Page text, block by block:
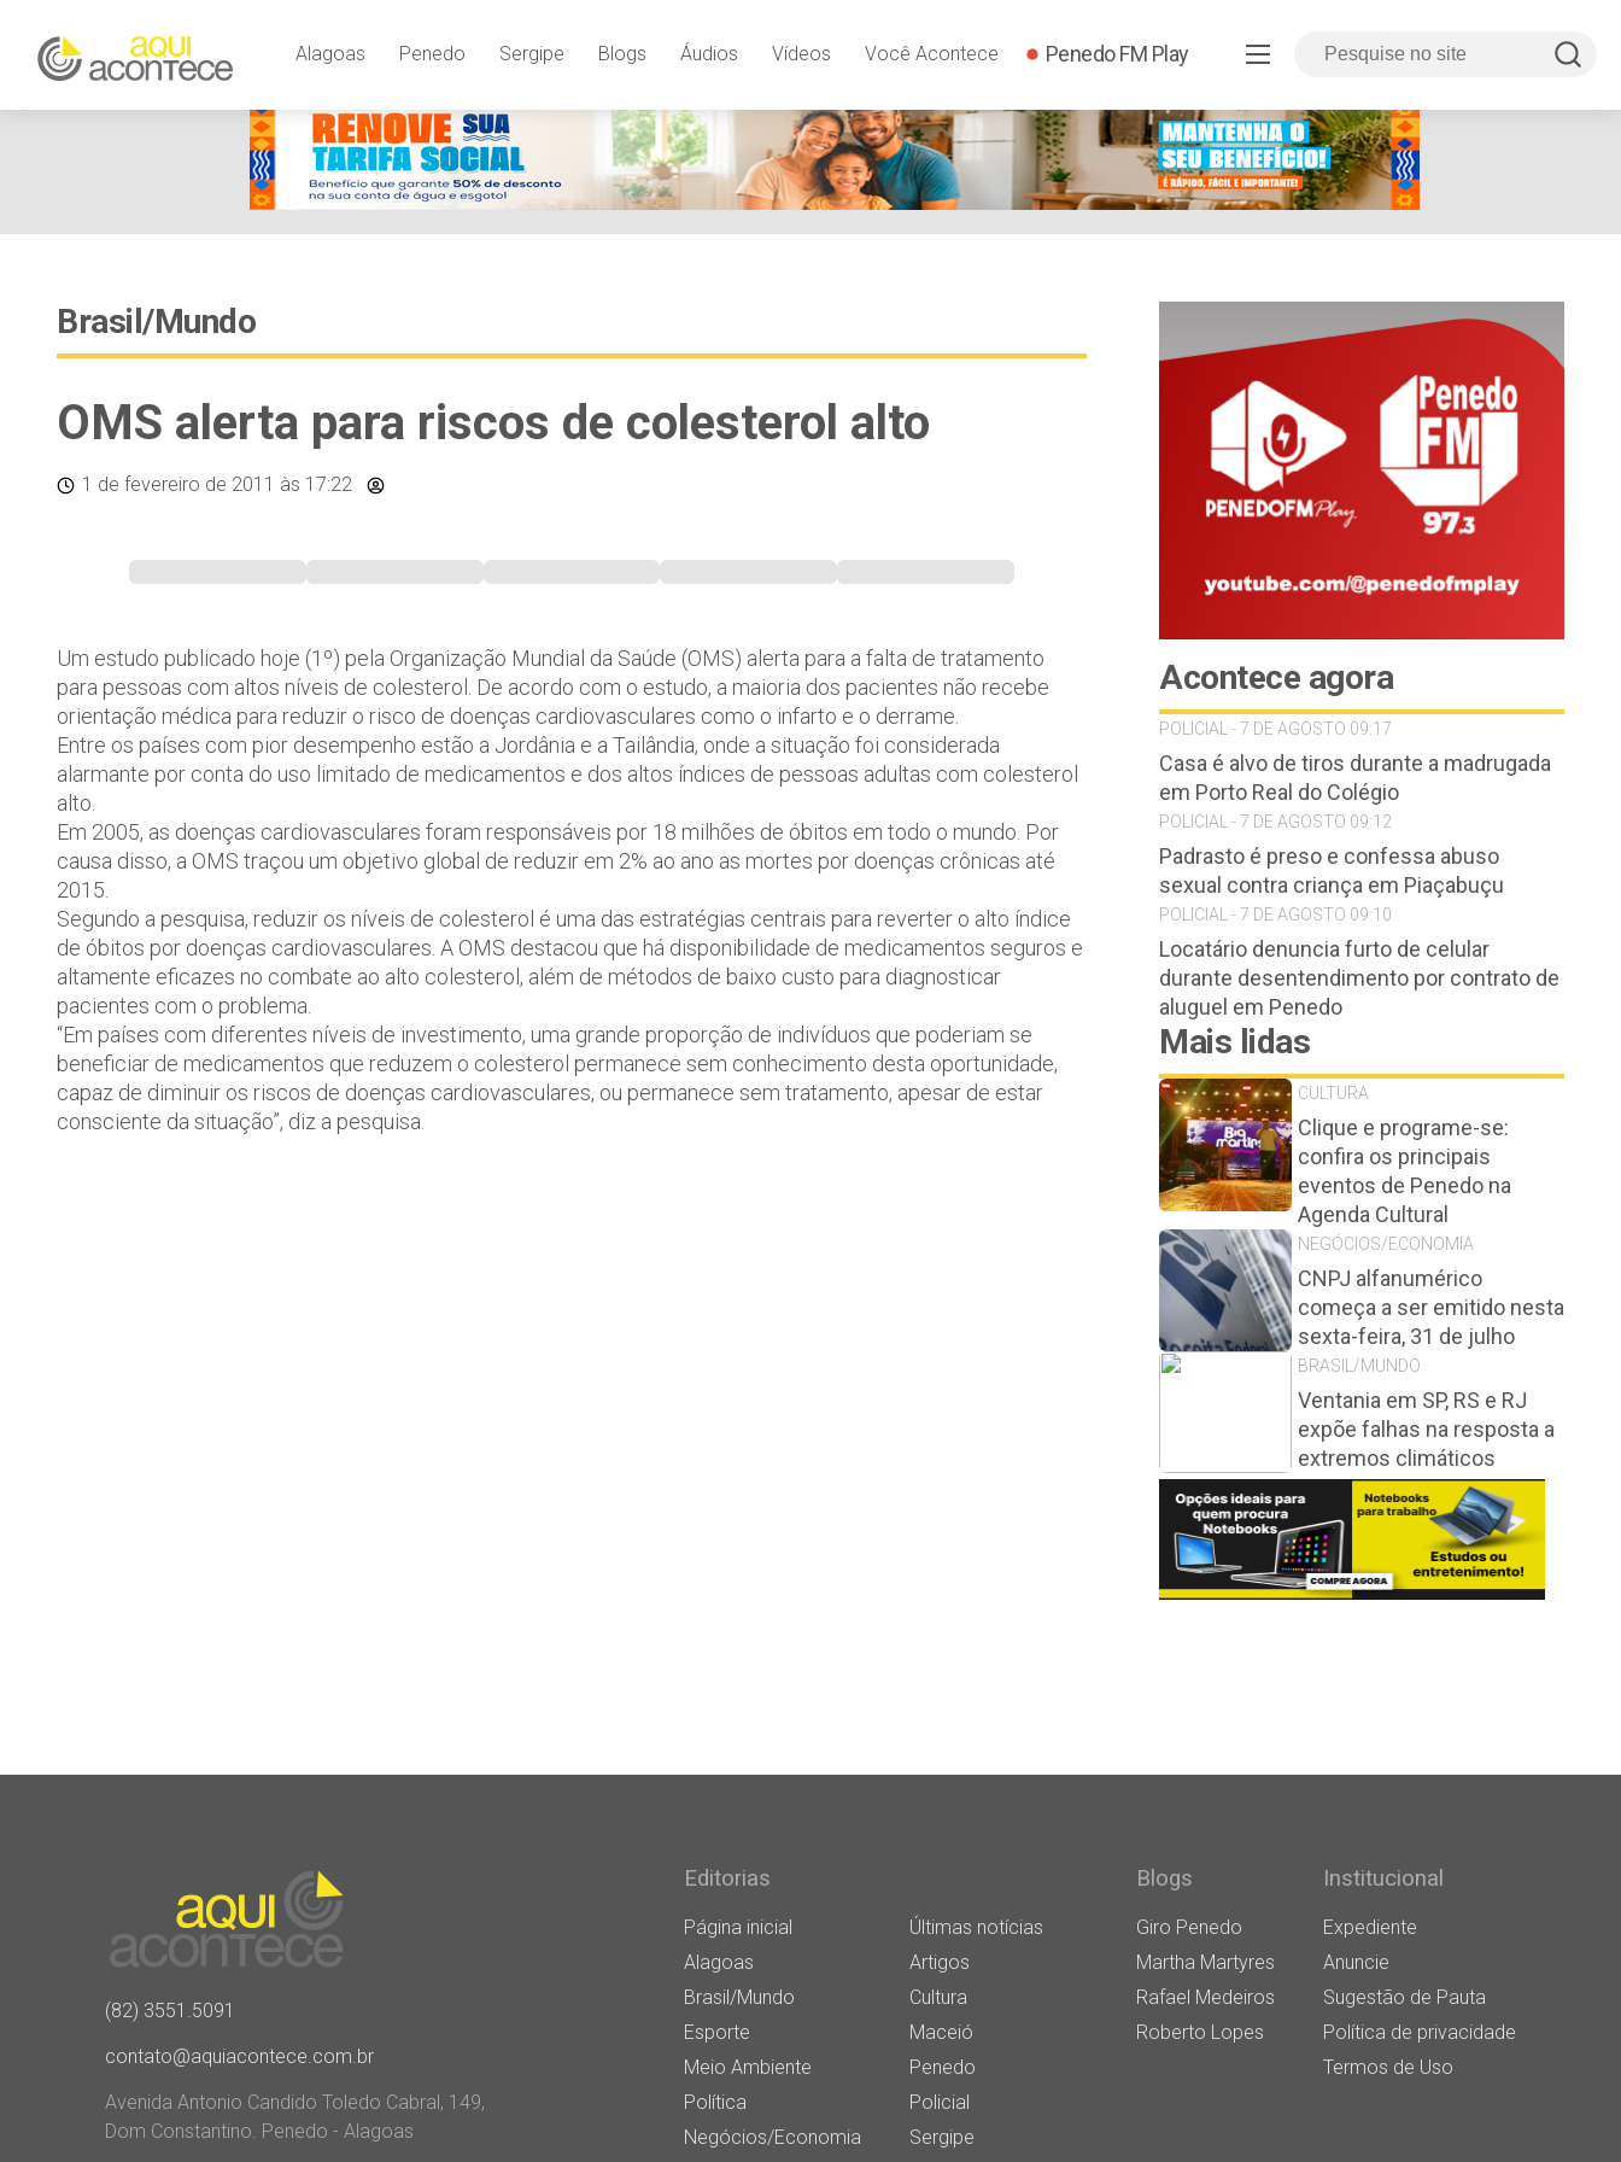
Alagoas Penedo Sergipe Blogs Áudios Vídeos Você Acontece Penedo FM Play
Brasil/Mundo
OMS alerta para riscos de colesterol alto
1 de fevereiro de 2011 às 17:22
Um estudo publicado hoje (1º) pela Organização Mundial da Saúde (OMS) alerta para a falta de tratamento
para pessoas com altos níveis de colesterol. De acordo com o estudo, a maioria dos pacientes não recebe
orientação médica para reduzir o risco de doenças cardiovasculares como o infarto e o derrame.
Entre os países com pior desempenho estão a Jordânia e a Tailândia, onde a situação foi considerada
alarmante por conta do uso limitado de medicamentos e dos altos índices de pessoas adultas com colesterol
alto.
Em 2005, as doenças cardiovasculares foram responsáveis por 18 milhões de óbitos em todo o mundo. Por
causa disso, a OMS traçou um objetivo global de reduzir em 2% ao ano as mortes por doenças crônicas até
2015.
Segundo a pesquisa, reduzir os níveis de colesterol é uma das estratégias centrais para reverter o alto índice
de óbitos por doenças cardiovasculares. A OMS destacou que há disponibilidade de medicamentos seguros e
altamente eficazes no combate ao alto colesterol, além de métodos de baixo custo para diagnosticar
pacientes com o problema.
“Em países com diferentes níveis de investimento, uma grande proporção de indivíduos que poderiam se
beneficiar de medicamentos que reduzem o colesterol permanece sem conhecimento desta oportunidade,
capaz de diminuir os riscos de doenças cardiovasculares, ou permanece sem tratamento, apesar de estar
consciente da situação”, diz a pesquisa.
Acontece agora
POLICIAL - 7 DE AGOSTO 09:17
Casa é alvo de tiros durante a madrugada
em Porto Real do Colégio
POLICIAL - 7 DE AGOSTO 09:12
Padrasto é preso e confessa abuso
sexual contra criança em Piaçabuçu
POLICIAL - 7 DE AGOSTO 09:10
Locatário denuncia furto de celular
durante desentendimento por contrato de
aluguel em Penedo
Mais lidas
CULTURA
Clique e programe-se:
confira os principais
eventos de Penedo na
Agenda Cultural
NEGÓCIOS/ECONOMIA
CNPJ alfanumérico
começa a ser emitido nesta
sexta-feira, 31 de julho
BRASIL/MUNDO
Ventania em SP, RS e RJ
expõe falhas na resposta a
extremos climáticos
(82) 3551.5091
contato@aquiacontece.com.br
Avenida Antonio Candido Toledo Cabral, 149,
Dom Constantino. Penedo - Alagoas
Editorias
Página inicial
Últimas notícias
Alagoas
Artigos
Brasil/Mundo
Cultura
Esporte
Maceió
Meio Ambiente
Penedo
Política
Policial
Negócios/Economia
Sergipe
Blogs
Giro Penedo
Martha Martyres
Rafael Medeiros
Roberto Lopes
Institucional
Expediente
Anuncie
Sugestão de Pauta
Política de privacidade
Termos de Uso